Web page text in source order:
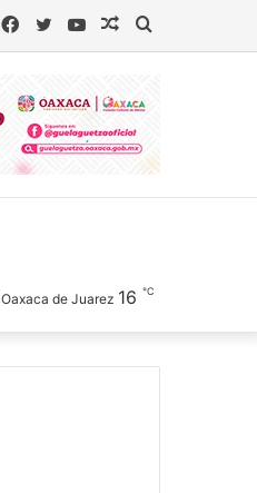
Buscar
Artículo
YouTube
Twitter
Facebook
Oaxaca de Juarez 16 ℃